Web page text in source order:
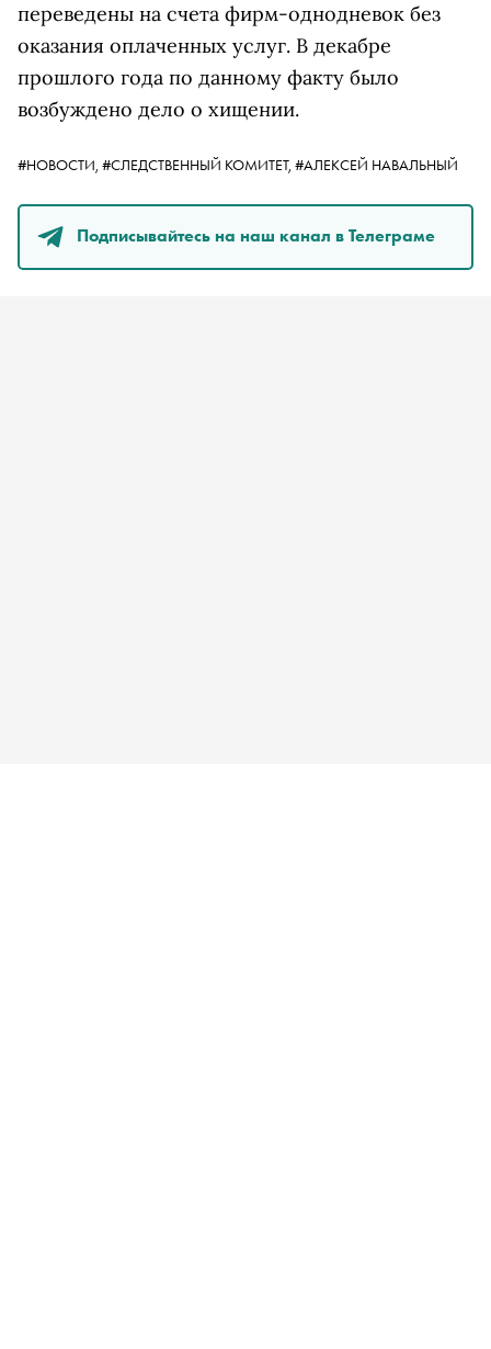
переведены на счета фирм-однодневок без
оказания оплаченных услуг. В декабре
прошлого года по данному факту было
возбуждено дело о хищении.
#НОВОСТИ, #СЛЕДСТВЕННЫЙ КОМИТЕТ, #АЛЕКСЕЙ НАВАЛЬНЫЙ
Подписывайтесь на наш канал в Телеграме